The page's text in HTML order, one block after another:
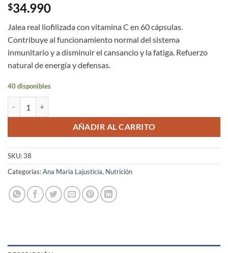
$34.990
Jalea real liofilizada con vitamina C en 60 cápsulas.
Contribuye al funcionamiento normal del sistema
inmunitario y a disminuir el cansancio y la fatiga. Refuerzo
natural de energía y defensas.
40 disponibles
AÑADIR AL CARRITO
SKU:38
Categorías:Ana Maria Lajusticia, Nutrición